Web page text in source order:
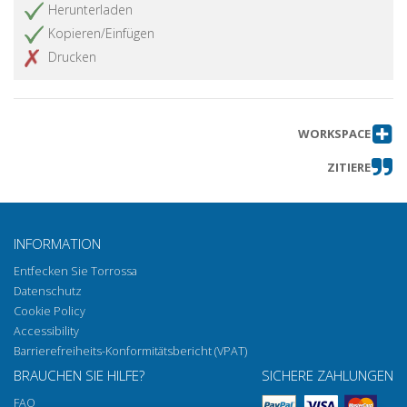
Herunterladen
Kopieren/Einfügen
Drucken
WORKSPACE
ZITIERE
INFORMATION
Entfecken Sie Torrossa
Datenschutz
Cookie Policy
Accessibility
Barrierefreiheits-Konformitätsbericht (VPAT)
BRAUCHEN SIE HILFE?
FAQ
SICHERE ZAHLUNGEN